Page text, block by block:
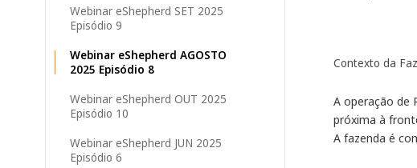
Webinar eShepherd SET 2025
Episódio 9
Webinar eShepherd AGOSTO
2025 Episódio 8
Webinar eShepherd OUT 2025
Episódio 10
Webinar eShepherd JUN 2025
Episódio 6
Contexto da
A operação de
próxima à
A fazenda é